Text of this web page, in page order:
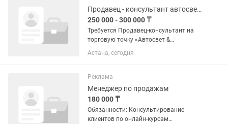
Клиенттермен...
Продавец - консультант автосвета и автозапчастей
250 000 - 300 000 ₸
Требуется Продавец-консультант на
торговую точку «Автосвет &
Аксессуары» Ты «живешь»
автомобилями, знаешь разницу в
где твои знания приносят реальные
деньги?...
Астана, сегодня
Реклама
Менеджер по продажам
180 000 ₸
Обязанности: Консультирование
клиентов по онлайн-курсам